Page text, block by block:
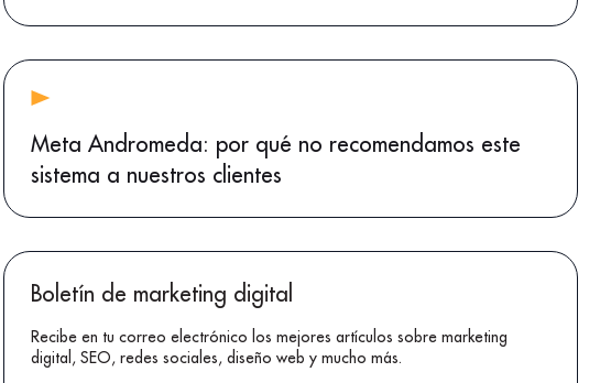
Meta Andromeda: por qué no recomendamos este
sistema a nuestros clientes
Boletín de marketing digital
Recibe en tu correo electrónico los mejores artículos sobre marketing
digital, SEO, redes sociales, diseño web y mucho más.